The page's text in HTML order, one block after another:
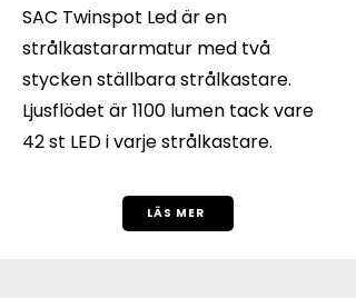
SAC Twinspot Led är en
strålkastararmatur med två
stycken ställbara strålkastare.
Ljusflödet är 1100 lumen tack vare
42 st LED i varje strålkastare.
LÄS MER